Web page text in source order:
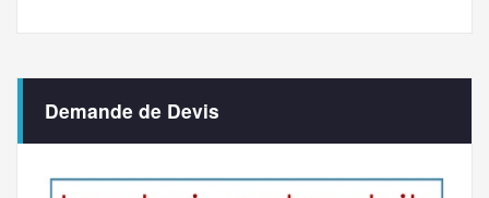
Demande de Devis